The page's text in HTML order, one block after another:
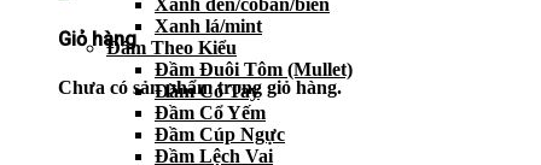
Giỏ hàng
Chưa có sản phẩm trong giỏ hàng.
Xanh đen/coban/biển
Xanh lá/mint
Đầm Theo Kiểu
Đầm Đuôi Tôm (Mullet)
Đầm Có Tay
Đầm Cổ Yếm
Đầm Cúp Ngực
Đầm Lệch Vai